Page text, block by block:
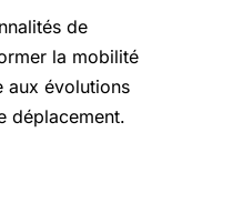
de
la mobilité
aux évolutions
déplacement.